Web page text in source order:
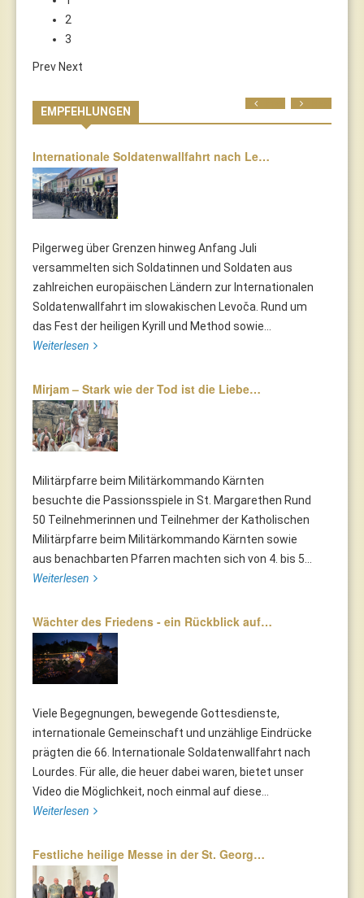
2
3
Prev Next
EMPFEHLUNGEN
Internationale Soldatenwallfahrt nach Le…
Pilgerweg über Grenzen hinweg Anfang Juli
versammelten sich Soldatinnen und Soldaten aus
zahlreichen europäischen Ländern zur Internationalen
Soldatenwallfahrt im slowakischen Levoča. Rund um
das Fest der heiligen Kyrill und Method sowie...
Weiterlesen
Mirjam – Stark wie der Tod ist die Liebe…
Militärpfarre beim Militärkommando Kärnten
besuchte die Passionsspiele in St. Margarethen Rund
50 Teilnehmerinnen und Teilnehmer der Katholischen
Militärpfarre beim Militärkommando Kärnten sowie
aus benachbarten Pfarren machten sich von 4. bis 5...
Weiterlesen
Wächter des Friedens - ein Rückblick auf…
Viele Begegnungen, bewegende Gottesdienste,
internationale Gemeinschaft und unzählige Eindrücke
prägten die 66. Internationale Soldatenwallfahrt nach
Lourdes. Für alle, die heuer dabei waren, bietet unser
Video die Möglichkeit, noch einmal auf diese...
Weiterlesen
Festliche heilige Messe in der St. Georg…